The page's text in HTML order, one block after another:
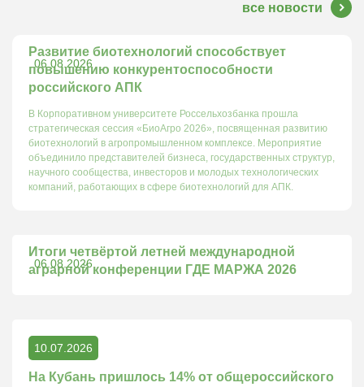
все новости
06.08.2026
Развитие биотехнологий способствует
повышению конкурентоспособности
российского АПК
В Корпоративном университете Россельхозбанка прошла
стратегическая сессия «БиоАгро 2026», посвященная развитию
биотехнологий в агропромышленном комплексе. Мероприятие
объединило представителей бизнеса, государственных структур,
научного сообщества, инвесторов и молодых технологических
компаний, работающих в сфере биотехнологий для АПК.
06.08.2026
Итоги четвёртой летней международной
аграрной конференции ГДЕ МАРЖА 2026
10.07.2026
На Кубань пришлось 14% от общероссийского